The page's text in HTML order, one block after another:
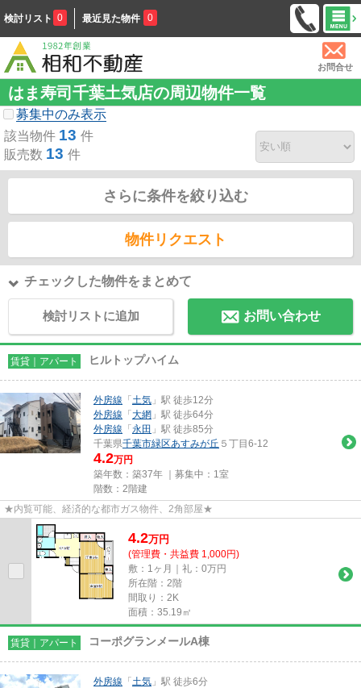
検討リスト 0 最近見た物件 0
お問合せ
はま寿司千葉土気店の周辺物件一覧
募集中のみ表示
該当物件 13 件
販売数 13 件
さらに条件を絞り込む
物件リクエスト
チェックした物件をまとめて
検討リストに追加 お問い合わせ
賃貸｜アパート ヒルトップハイム
外房線 「 土気 」駅 徒歩12分
外房線 「 大網 」駅 徒歩64分
外房線 「 永田 」駅 徒歩85分
千葉県千葉市緑区あすみが丘 ５丁目6-12
4.2万円
築年数：築37年 ｜募集中： 1室
階数：2階建
★内覧可能、経済的な都市ガス物件、2角部屋★
4.2万円
(管理費・共益費 1,000円)
敷：1ヶ月｜礼：0万円
所在階：2階
間取り：2K
面積：35.19㎡
賃貸｜アパート コーポグランメールA棟
外房線 「 土気 」駅 徒歩6分